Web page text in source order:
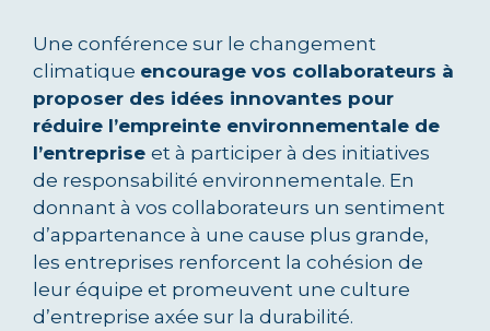
Une conférence sur le changement
climatique encourage vos collaborateurs à
proposer des idées innovantes pour
réduire l’empreinte environnementale de
l’entreprise et à participer à des initiatives
de responsabilité environnementale. En
donnant à vos collaborateurs un sentiment
d’appartenance à une cause plus grande,
les entreprises renforcent la cohésion de
leur équipe et promeuvent une culture
d’entreprise axée sur la durabilité.